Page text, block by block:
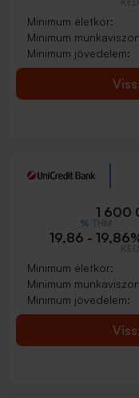
Minimum életkor:
Minimum
Minimum jövedelem:
1 600
19,86 -
Minimum életkor:
Minimum
Minimum jövedelem: